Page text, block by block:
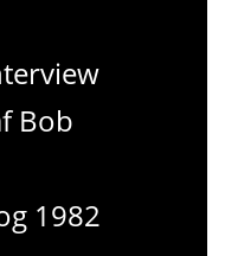
Bob
1982